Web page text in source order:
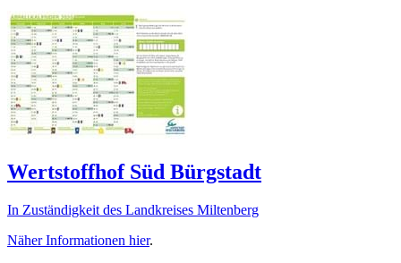
Wertstoffhof Süd Bürgstadt
In Zuständigkeit des Landkreises Miltenberg
Näher Informationen hier.